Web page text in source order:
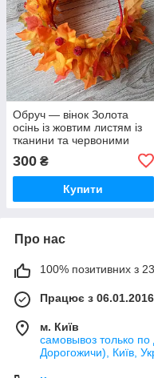
Обруч — вінок Золота
осінь із жовтим листям із
тканини та червоними
300 ₴
Купити
Про нас
100% позитивних з
Працює з 06.01.2016
м. Київ
самовывоз только
Дорогожичи), Київ,